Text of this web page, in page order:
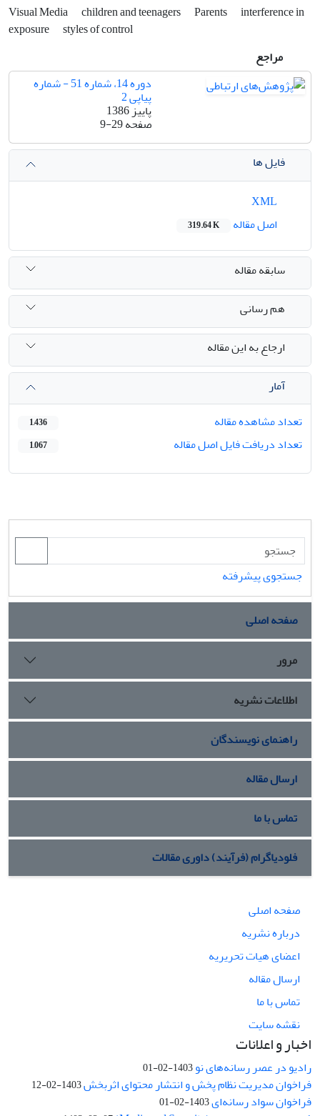
Visual Media children and teenagers Parents
interference in
exposure
styles of control
مراجع
دوره 14، شماره 51 - شماره
پیاپی 2
پاییز 1386
صفحه9-29
فایل ها
اصل مقاله
319.64 K
سابقه مقاله
هم رسانی
ارجاع به این مقاله
آمار
تعداد مشاهده مقاله
1,436
تعداد دریافت فایل اصل مقاله 1,067
جستجوی پیشرفته
صفحه اصلی
مرور
اطلاعات نشریه
راهنمای نویسندگان
ارسال مقاله
تماس با ما
فلودیاگرام (فرآیند) داوری مقالات
صفحه اصلی
درباره نشریه
اعضای هیات تحریریه
ارسال مقاله
تماس با ما
نقشه سایت
اخبار و اعلانات
رادیو در عصر رسانه‌های نو1403-02-01
فراخوان مدیریت نظام پخش و انتشار محتوای اثربخش1403-02-12
فراخوان سواد رسانه‌ای1403-02-01